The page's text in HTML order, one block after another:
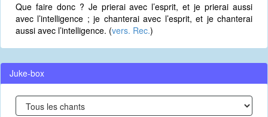
Que faire donc ? Je prierai avec l’esprit, et je prierai aussi
avec l’intelligence ; je chanterai avec l’esprit, et je chanterai
aussi avec l’intelligence. (vers. Rec.)
Juke-box